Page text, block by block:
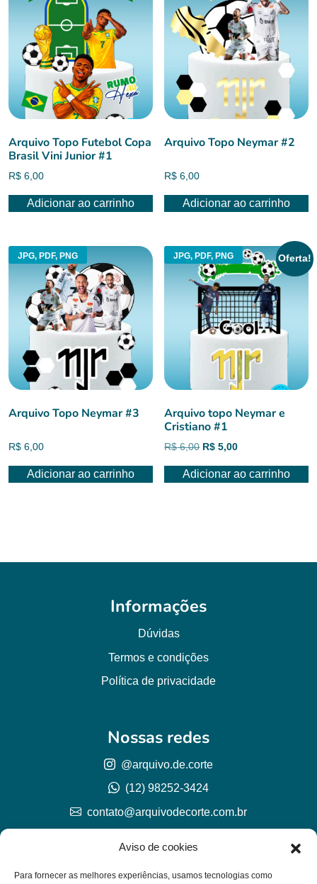
Aviso de cookies
Para fornecer as melhores experiências, usamos tecnologias como
Arquivo Topo Futebol Copa
Brasil Vini Junior #1
R$ 6,00
Adicionar ao carrinho
Arquivo Topo Neymar #2
R$ 6,00
Adicionar ao carrinho
JPG, PDF, PNG
Arquivo Topo Neymar #3
R$ 6,00
Adicionar ao carrinho
JPG, PDF, PNG Oferta!
Arquivo topo Neymar e
Cristiano #1
R$6,00 O
original
R$ 5,00O
atual
Adicionar ao carrinho
Informações
Dúvidas
Termos e condições
Política de privacidade
Nossas redes
@arquivo.de.corte
(12) 98252-3424
contato@arquivodecorte.com.br